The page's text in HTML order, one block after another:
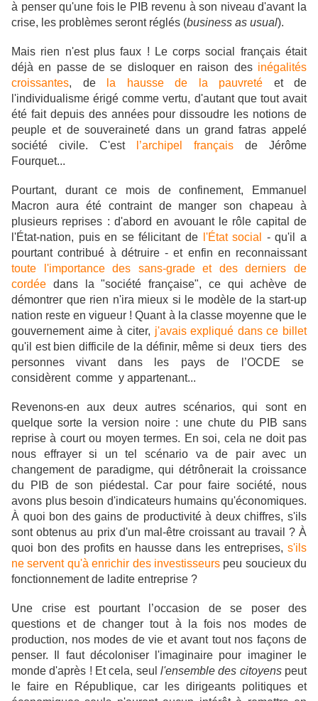
à penser qu'une fois le PIB revenu à son niveau d'avant la
crise, les problèmes seront réglés (business as usual).
Mais rien n'est plus faux ! Le corps social français était
déjà en passe de se disloquer en raison des inégalités
croissantes, de la hausse de la pauvreté et de
l'individualisme érigé comme vertu, d'autant que tout avait
été fait depuis des années pour dissoudre les notions de
peuple et de souveraineté dans un grand fatras appelé
société civile. C'est
l’archipel français de Jérôme
Fourquet...
Pourtant, durant ce mois de confinement, Emmanuel
Macron aura été contraint de manger son chapeau à
plusieurs reprises : d'abord en avouant le rôle capital de
l'État-nation, puis en se félicitant de
l'État social
- qu'il a
pourtant contribué à détruire - et enfin en reconnaissant
toute l'importance des sans-grade et des derniers de
cordée dans la "société française", ce qui achève de
démontrer que rien n'ira mieux si le modèle de la start-up
nation reste en vigueur ! Quant à la classe moyenne que le
gouvernement aime à citer, j'avais expliqué dans ce billet
qu'il est bien difficile de la définir, même si deux tiers des
personnes vivant dans les pays de l’OCDE se
considèrent comme y appartenant...
Revenons-en aux deux autres scénarios, qui sont en
quelque sorte la version noire : une chute du PIB sans
reprise à court ou moyen termes. En soi, cela ne doit pas
nous effrayer si un tel scénario va de pair avec un
changement de paradigme, qui détrônerait la croissance
du PIB de son piédestal. Car pour faire société, nous
avons plus besoin d'indicateurs humains qu'économiques.
À quoi bon des gains de productivité à deux chiffres, s'ils
sont obtenus au prix d'un mal-être croissant au travail ? À
quoi bon des profits en hausse dans les entreprises, s'ils
ne servent qu'à enrichir des investisseurspeu soucieux du
fonctionnement de ladite entreprise ?
Une crise est pourtant l’occasion de se poser des
questions et de changer tout à la fois nos modes de
production, nos modes de vie et avant tout nos façons de
penser. Il faut décoloniser l'imaginaire pour imaginer le
monde d'après ! Et cela, seul l'ensemble des citoyenspeut
le faire en République, car les dirigeants politiques et